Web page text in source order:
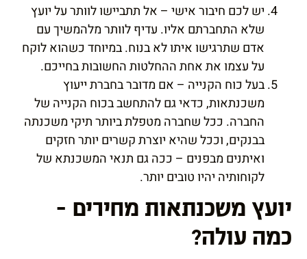
יש לכם חיבור אישי – אל תתביישו לוותר על יועץ
שלא התחברתם אליו. עדיף לוותר מלהמשיך עם
אדם שתרגישו איתו לא בנוח. במיוחד כשהוא לוקח
על עצמו את אחת ההחלטות החשובות בחייכם.
בעל כוח הקנייה – אם מדוברבחברת ייעוץ
משכנתאות, כדאי גם להתחשב בכוח הקנייה של
החברה. ככל שחברה מטפלת ביותר תיקי משכנתה
בבנקים, וככל שהיא יוצרת קשרים יותר חזקים
ואיתנים מבפנים – ככה גם תנאי המשכנתא של
לקוחותיה יהיו טובים יותר.
יועץ משכנתאות מחירים –
כמה עולה?